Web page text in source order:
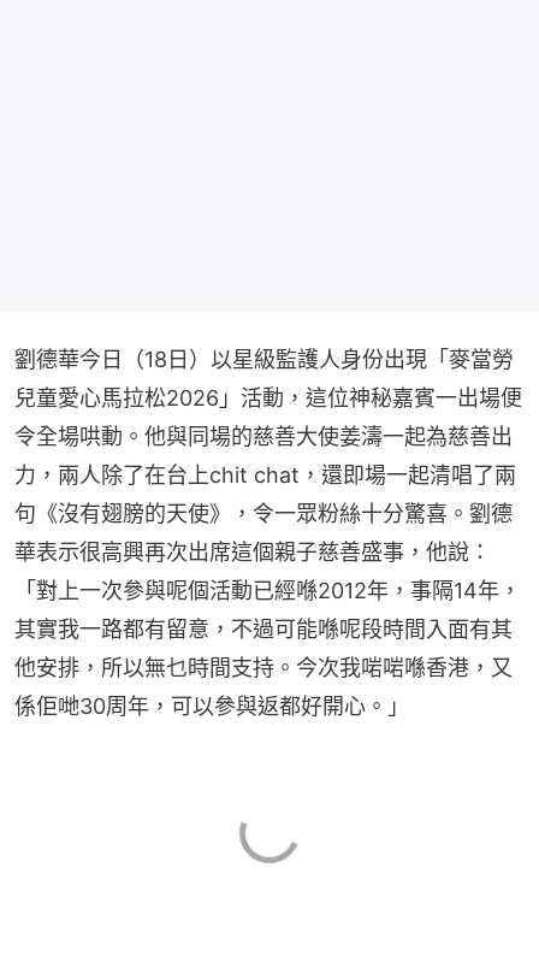
劉德華今日（18日）以星級監護人身份出現「麥當勞
兒童愛心馬拉松2026」活動，這位神秘嘉賓一出場便
令全場哄動。他與同場的慈善大使姜濤一起為慈善出
力，兩人除了在台上chit chat，還即場一起清唱了兩
句《沒有翅膀的天使》，令一眾粉絲十分驚喜。劉德
華表示很高興再次出席這個親子慈善盛事，他說：
「對上一次參與呢個活動已經喺2012年，事隔14年，
其實我一路都有留意，不過可能喺呢段時間入面有其
他安排，所以無乜時間支持。今次我啱啱喺香港，又
係佢哋30周年，可以參與返都好開心。」